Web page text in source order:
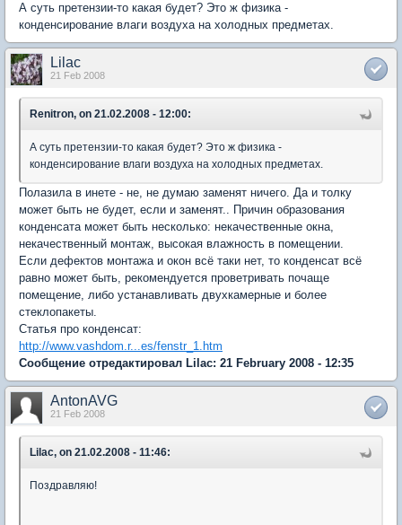
А суть претензии-то какая будет? Это ж физика -
конденсирование влаги воздуха на холодных предметах.
Lilac
21 Feb 2008
Renitron, on 21.02.2008 - 12:00:
А суть претензии-то какая будет? Это ж физика -
конденсирование влаги воздуха на холодных предметах.
Полазила в инете - не, не думаю заменят ничего. Да и толку
может быть не будет, если и заменят.. Причин образования
конденсата может быть несколько: некачественные окна,
некачественный монтаж, высокая влажность в помещении.
Если дефектов монтажа и окон всё таки нет, то конденсат всё
равно может быть, рекомендуется проветривать почаще
помещение, либо устанавливать двухкамерные и более
стеклопакеты.
Статья про конденсат:
http://www.vashdom.r...es/fenstr_1.htm
Сообщение отредактировал Lilac: 21 February 2008 - 12:35
AntonAVG
21 Feb 2008
Lilac, on 21.02.2008 - 11:46:
Поздравляю!